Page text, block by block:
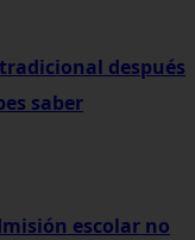
después
saber
escolar no